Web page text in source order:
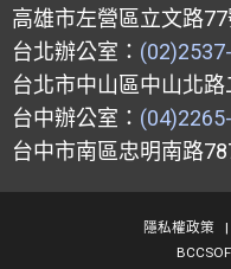
高雄市左營區立文路
台北辦公室：
台北市中山區中山北
台中辦公室：
台中市南區忠明南路
隱私權政策 |